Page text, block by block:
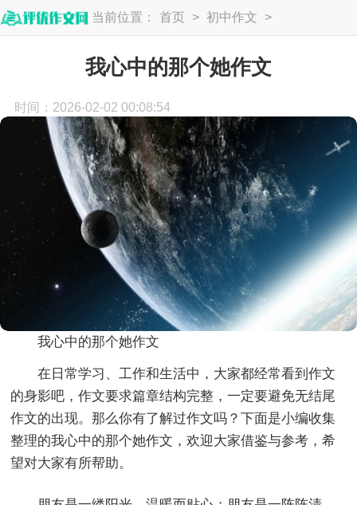
当前位置： 首页 > 初中作文 >
初一作文
我心中的那个她作文
时间：2026-02-02 00:08:54
我心中的那个她作文
在日常学习、工作和生活中，大家都经常看到作文
的身影吧，作文要求篇章结构完整，一定要避免无结尾
作文的出现。那么你有了解过作文吗？下面是小编收集
整理的我心中的那个她作文，欢迎大家借鉴与参考，希
望对大家有所帮助。